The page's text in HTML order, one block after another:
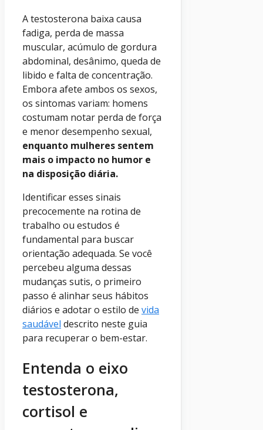
A testosterona baixa causa
fadiga, perda de massa
muscular, acúmulo de gordura
abdominal, desânimo, queda de
libido e falta de concentração.
Embora afete ambos os sexos,
os sintomas variam: homens
costumam notar perda de força
e menor desempenho sexual,
enquanto mulheres sentem
mais o impacto no humor e
na disposição diária.
Identificar esses sinais
precocemente na rotina de
trabalho ou estudos é
fundamental para buscar
orientação adequada. Se você
percebeu alguma dessas
mudanças sutis, o primeiro
passo é alinhar seus hábitos
diários e adotar o estilo de vida
saudável descrito neste guia
para recuperar o bem-estar.
Entenda o eixo
testosterona,
cortisol e